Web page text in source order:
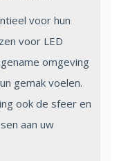
voor hun
voor LED
omgeving
gemak voelen.
ook de sfeer en
aan uw